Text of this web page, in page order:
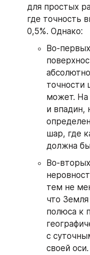
для простых
где точность
0,5%. Однако:
Во-
точности
может. На
и впадин,
шар, где
должна
Во-
тем не
что
полюса к
с
своей